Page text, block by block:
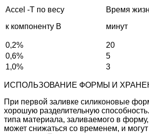
Accel -T по весу
к компоненту В
Время
минут
0,2% 20
0,6%
5
1,0%
3
ИСПОЛЬЗОВАНИЕ ФОРМЫ И
При первой заливке силиконовые
хорошую разделительную
типа материала, заливаемого в форму,
может снижаться со временем, и